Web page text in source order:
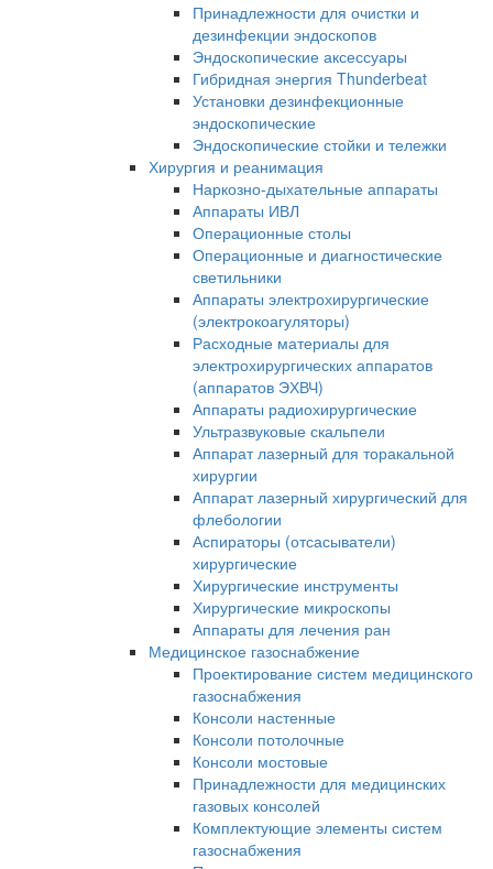
Принадлежности для очистки и
дезинфекции эндоскопов
Эндоскопические аксессуары
Гибридная энергия Thunderbeat
Установки дезинфекционные
эндоскопические
Эндоскопические стойки и тележки
Хирургия и реанимация
Наркозно-дыхательные аппараты
Аппараты ИВЛ
Операционные столы
Операционные и диагностические
светильники
Аппараты электрохирургические
(электрокоагуляторы)
Расходные материалы для
электрохирургических аппаратов
(аппаратов ЭХВЧ)
Аппараты радиохирургические
Ультразвуковые скальпели
Аппарат лазерный для торакальной
хирургии
Аппарат лазерный хирургический для
флебологии
Аспираторы (отсасыватели)
хирургические
Хирургические инструменты
Хирургические микроскопы
Аппараты для лечения ран
Медицинское газоснабжение
Проектирование систем медицинского
газоснабжения
Консоли настенные
Консоли потолочные
Консоли мостовые
Принадлежности для медицинских
газовых консолей
Комплектующие элементы систем
газоснабжения